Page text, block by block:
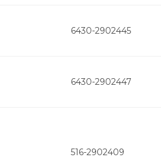
6430-2902445
6430-2902447
516-2902409